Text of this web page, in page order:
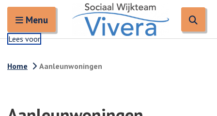
Open en sluit het
Menu
Lees voor
Home Aanleunwoningen